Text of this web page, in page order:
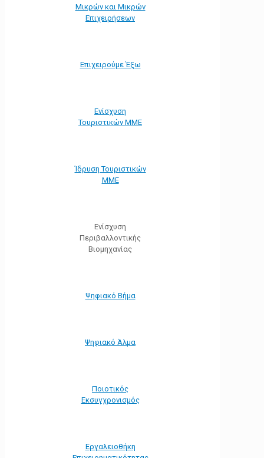
Μικρών και Μικρών
Επιχειρήσεων
Επιχειρούμε Έξω
Ενίσχυση
Τουριστικών ΜΜΕ
Ίδρυση Τουριστικών
ΜΜΕ
Ενίσχυση
Περιβαλλοντικής
Βιομηχανίας
Ψηφιακό Βήμα
Ψηφιακό Άλμα
Ποιοτικός
Εκσυγχρονισμός
Εργαλειοθήκη